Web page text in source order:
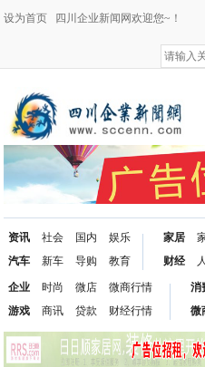
设为首页 四川企业新闻网欢迎您~！
资讯
汽车
社会
新车
国内
导购
娱乐
教育
家居
财经
企业
游戏
时尚
商讯
微店
贷款
微商行情
财经行情
消
微